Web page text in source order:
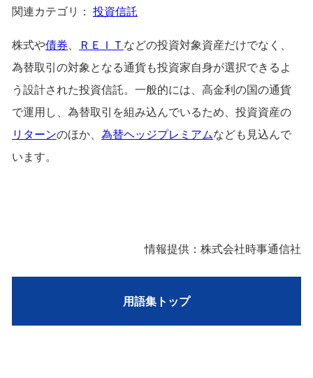
関連カテゴリ： 投資信託
株式や債券、 ＲＥＩＴ などの投資対象資産だけでなく、
為替取引の対象となる通貨も投資家自身が選択できるよ
う設計された投資信託。一般的には、高金利の国の通貨
で運用し、為替取引を組み込んでいるため、投資資産の
リターンのほか、 為替ヘッジプレミアムなども見込んで
います。
情報提供：株式会社時事通信社
用語集トップ